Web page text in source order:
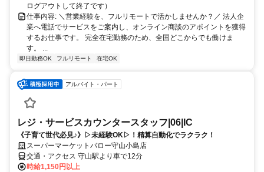
ログアウトして終了です）
仕事内容: ＼営業経験を、フルリモートで活かしませんか？／ 法人企
業へ電話でサービスをご案内し、オンライン商談のアポイントを獲得
するお仕事です。 完全在宅勤務のため、全国どこからでも働けま
す。 ...
即日勤務OK フルリモート 在宅OK
アルバイト・パート
レジ・サービスカウンタースタッフ|06|IC
《子育て世代必見♪》▷未経験OK▷！精算自動化でラクラク！
スーパーマーケットバロー守山小島店
交通・アクセス 守山駅より車で12分
時給1,150円以上